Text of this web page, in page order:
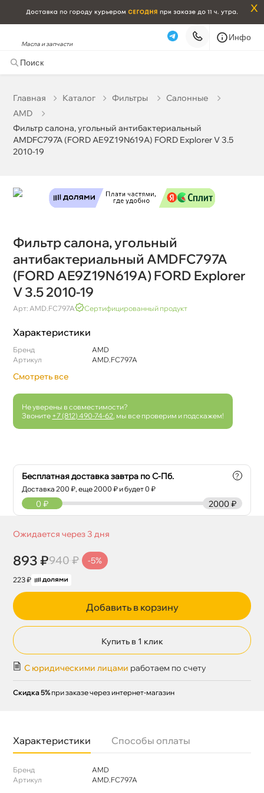
x
Масла и запчасти
Инфо
Главная Катало Фильтры
Салонные
AMD
Фильтр салона, угольный антибактериальный
AMDFC797A (FORD AE9Z19N619A) FORD Explorer V 3.5
2010-19
Фильтр салона, угольный
антибактериальный AMDFC797A
(FORD AE9Z19N619A) FORD Explorer
V 3.5 2010-19
Арт: AMD.FC797A Сертифицированный продукт
Характеристики
Бренд
AMD
Артикул
AMD.FC797A
Смотреть все
Не уверены в совместимости?
Звоните +7 (812) 490-74-62 , мы все проверим и подскажем!
Бесплатная доставка завтра по С-Пб.
Доставка200 ₽, еще2000 ₽ и будет 0 ₽
?
2000 ₽
0 ₽
Ожидается через 3 дня
893 ₽940 ₽ -5%
223 ₽
Добавить в корзину
Купить в 1 клик
С юридическими лицами работаем по счету
Скидка 5% при заказе через интернет-магазин
Характеристики Способы оплаты
Бренд
AMD
Артикул
AMD.FC797A
Фильтр салона, угольный антибактериальный
2010-19
Бесплатная Сегодня, 07.08 (при заказе от 2000₽)
Срочная за 2 ч – 399 ₽
Карта Список